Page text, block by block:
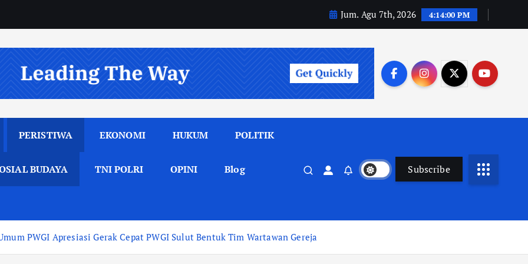
Jum. Agu 7th, 2026 4:14:01 PM
PERISTIWA EKONOMI HUKUM POLITIK
BUDAYA TNI POLRI OPINI Blog Subscribe
PWGI Apresiasi Gerak Cepat PWGI Sulut Bentuk Tim Wartawan Gereja